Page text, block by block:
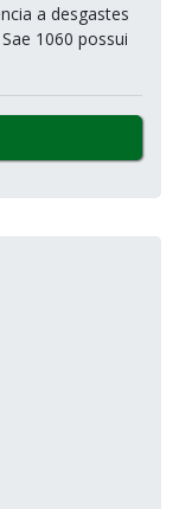
a desgastes
1060 possui